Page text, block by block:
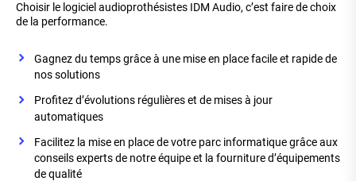
Choisir le logiciel audioprothésistes IDM Audio, c’est faire de choix
de la performance.
Gagnez du temps grâce à une mise en place facile et rapide de
nos solutions
Profitez d’évolutions régulières et de mises à jour
automatiques
Facilitez la mise en place de votre parc informatique grâce aux
conseils experts de notre équipe et la fourniture d’équipements
de qualité